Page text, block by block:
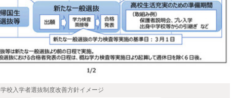
校入学者選抜制度改善方針イメージ